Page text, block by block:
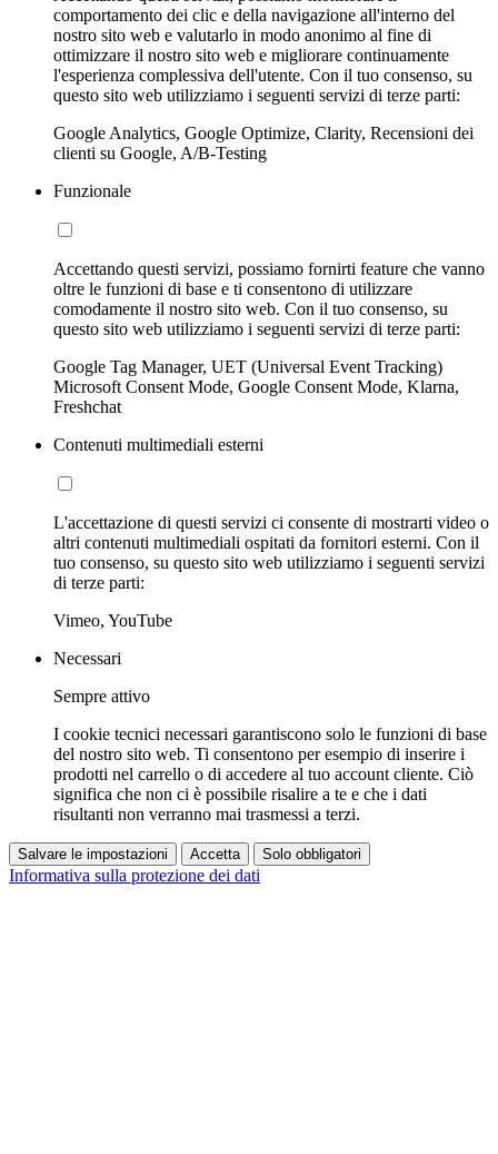
comportamento dei clic e della navigazione all'interno del
nostro sito web e valutarlo in modo anonimo al fine di
ottimizzare il nostro sito web e migliorare continuamente
l'esperienza complessiva dell'utente. Con il tuo consenso, su
questo sito web utilizziamo i seguenti servizi di terze parti:
Google Analytics, Google Optimize, Clarity, Recensioni dei
clienti su Google, A/B-Testing
Funzionale
Accettando questi servizi, possiamo fornirti feature che vanno
oltre le funzioni di base e ti consentono di utilizzare
comodamente il nostro sito web. Con il tuo consenso, su
questo sito web utilizziamo i seguenti servizi di terze parti:
Google Tag Manager, UET (Universal Event Tracking)
Microsoft Consent Mode, Google Consent Mode, Klarna,
Freshchat
Contenuti multimediali esterni
L'accettazione di questi servizi ci consente di mostrarti video o
altri contenuti multimediali ospitati da fornitori esterni. Con il
tuo consenso, su questo sito web utilizziamo i seguenti servizi
di terze parti:
Vimeo, YouTube
Necessari
Sempre attivo
I cookie tecnici necessari garantiscono solo le funzioni di base
del nostro sito web. Ti consentono per esempio di inserire i
prodotti nel carrello o di accedere al tuo account cliente. Ciò
significa che non ci è possibile risalire a te e che i dati
risultanti non verranno mai trasmessi a terzi.
Salvare le impostazioni Accetta Solo obbligatori
Informativa sulla protezione dei dati